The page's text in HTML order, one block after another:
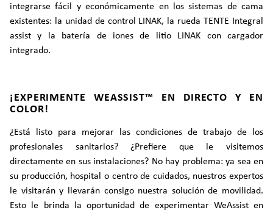
integrarse fácil y económicamente en los sistemas de cama
existentes: la unidad de control LINAK, la rueda TENTE Integral
assist y la batería de iones de litio LINAK con cargador
integrado.
¡EXPERIMENTE WEASSIST™ EN DIRECTO Y EN
COLOR!
¿Está listo para mejorar las condiciones de trabajo de los
profesionales sanitarios? ¿Prefiere que le visitemos
directamente en sus instalaciones? No hay problema: ya sea en
su producción, hospital o centro de cuidados, nuestros expertos
le visitarán y llevarán consigo nuestra solución de movilidad.
Esto le brinda la oportunidad de experimentar WeAssist en